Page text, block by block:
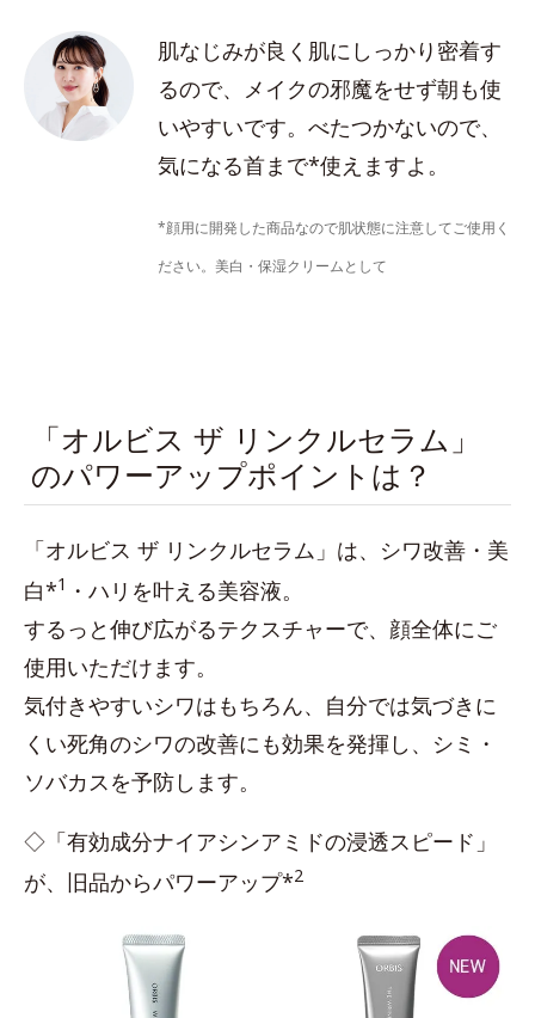
肌なじみが良く肌にしっかり密着す
るので、メイクの邪魔をせず朝も使
いやすいです。べたつかないので、
気になる首まで*使えますよ。
*顔用に開発した商品なので肌状態に注意してご使用く
ださい。美白・保湿クリームとして
「オルビス ザ リンクルセラム」
のパワーアップポイントは？
「オルビス ザ リンクルセラム」は、シワ改善・美
白*1 ・ハリを叶える美容液。
するっと伸び広がるテクスチャーで、顔全体にご
使用いただけます。
気付きやすいシワはもちろん、自分では気づきに
くい死角のシワの改善にも効果を発揮し、シミ・
ソバカスを予防します。
◇「有効成分ナイアシンアミドの浸透スピード」
が、旧品からパワーアップ*2